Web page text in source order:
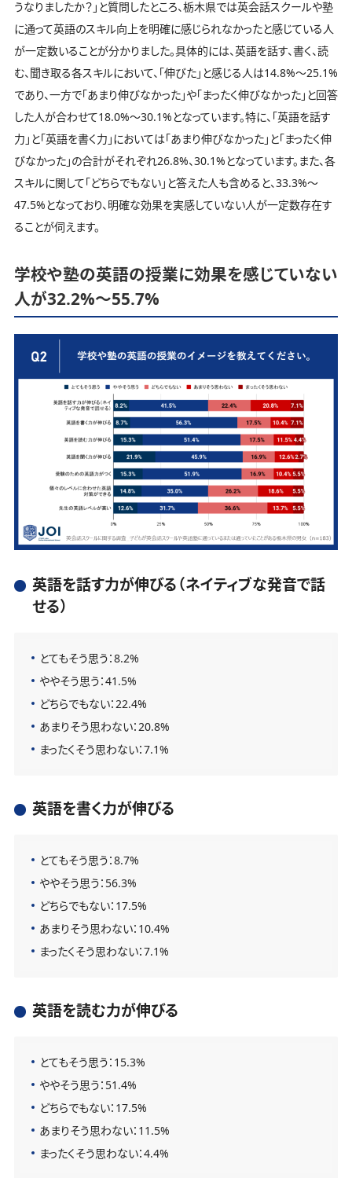
うなりましたか？」と質問したところ、栃木県では英会話スクールや塾
に通って英語のスキル向上を明確に感じられなかったと感じている人
が一定数いることが分かりました。具体的には、英語を話す、書く、読
む、聞き取る各スキルにおいて、「伸びた」と感じる人は14.8%～25.1%
であり、一方で「あまり伸びなかった」や「まったく伸びなかった」と回答
した人が合わせて18.0%～30.1%となっています。特に、「英語を話す
力」と「英語を書く力」においては「あまり伸びなかった」と「まったく伸
びなかった」の合計がそれぞれ26.8%、30.1%となっています。また、各
スキルに関して「どちらでもない」と答えた人も含めると、33.3%～
47.5%となっており、明確な効果を実感していない人が一定数存在す
ることが伺えます。
学校や塾の英語の授業に効果を感じていない
人が32.2%～55.7%
英語を話す力が伸びる（ネイティブな発音で話
せる）
とてもそう思う：8.2%
ややそう思う：41.5%
どちらでもない：22.4%
あまりそう思わない：20.8%
まったくそう思わない：7.1%
英語を書く力が伸びる
とてもそう思う：8.7%
ややそう思う：56.3%
どちらでもない：17.5%
あまりそう思わない：10.4%
まったくそう思わない：7.1%
英語を読む力が伸びる
とてもそう思う：15.3%
ややそう思う：51.4%
どちらでもない：17.5%
あまりそう思わない：11.5%
まったくそう思わない：4.4%